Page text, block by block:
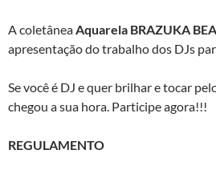
A coletânea Aquarela BRAZUKA
apresentação do trabalho dos DJs
Se você é DJ e quer brilhar e tocar
chegou a sua hora. Participe agora!!!
REGULAMENTO